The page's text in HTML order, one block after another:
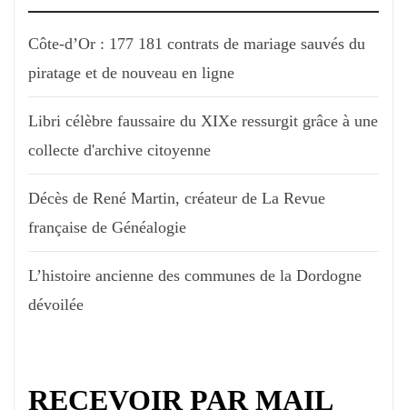
Côte-d’Or : 177 181 contrats de mariage sauvés du
piratage et de nouveau en ligne
Libri célèbre faussaire du XIXe ressurgit grâce à une
collecte d'archive citoyenne
Décès de René Martin, créateur de La Revue
française de Généalogie
L’histoire ancienne des communes de la Dordogne
dévoilée
RECEVOIR PAR MAIL